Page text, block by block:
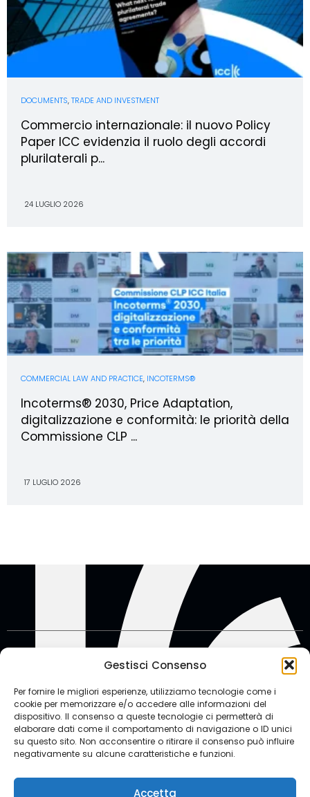
Gestisci Consenso
Per fornire le migliori esperienze, utilizziamo tecnologie come i
cookie per memorizzare e/o accedere alle informazioni del
dispositivo. Il consenso a queste tecnologie ci permetterà di
elaborare dati come il comportamento di navigazione o ID unici
su questo sito. Non acconsentire o ritirare il consenso può influire
negativamente su alcune caratteristiche e funzioni.
Accetta
DOCUMENTS,TRADE AND INVESTMENT
Commercio internazionale: il nuovo Policy
Paper ICC evidenzia il ruolo degli accordi
plurilaterali p...
24 LUGLIO 2026
COMMERCIAL LAW AND PRACTICE, INCOTERMS®
Incoterms® 2030, Price Adaptation,
digitalizzazione e conformità: le priorità della
Commissione CLP ...
17 LUGLIO 2026
© CAMERA DI COMMERCIO INTERNAZIONALE
Via Barnaba Oriani, 34 – 00197 Roma
Contatti